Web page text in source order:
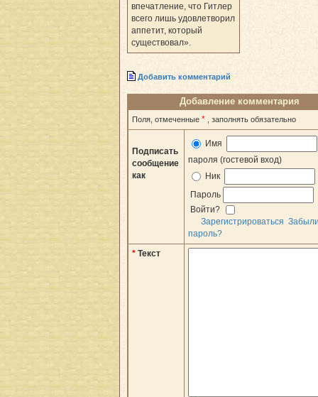
впечатление, что Гитлер
всего лишь удовлетворил
аппетит, который
существовал».
Добавить комментарий
Добавление комментария
Поля, отмеченные * , заполнять обязательно
Подписать
сообщение
как
Имя
пароля (гостевой вход)
Ник
Пароль
Войти?
Зарегистрироваться
пароль?
* Текст